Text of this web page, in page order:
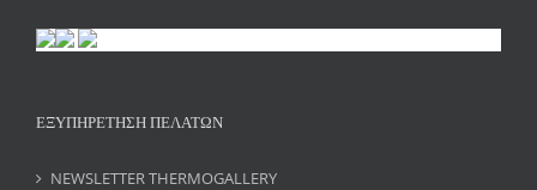
ΕΞΥΠΗΡΕΤΗΣΗ ΠΕΛΑΤΩΝ
NEWSLETTER THERMOGALLERY